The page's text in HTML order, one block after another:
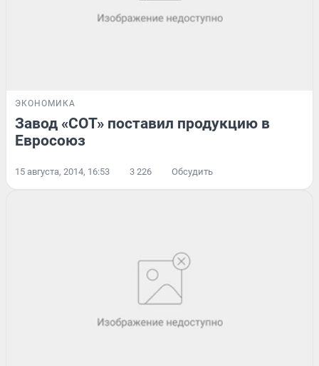
ЭКОНОМИКА
Завод «СОТ» поставил продукцию в
Евросоюз
15 августа, 2014, 16:53 3 226 Обсудить